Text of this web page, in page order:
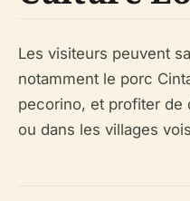
Les visiteurs peuvent
notamment le porc
pecorino, et profiter de
ou dans les villages